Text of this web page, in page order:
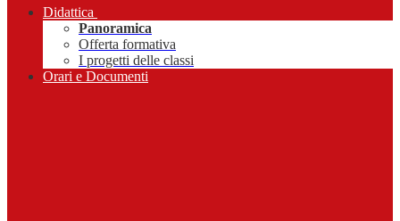
Didattica
Panoramica
Offerta formativa
I progetti delle classi
Orari e Documenti